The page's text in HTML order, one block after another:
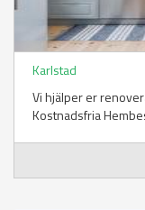
Karlstad
Vi hjälper er
Kostnadsfria